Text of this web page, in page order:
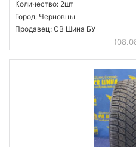
Количество: 2шт
Город: Черновцы
Продавец: СВ Шина БУ